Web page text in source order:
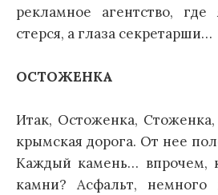
рекламное агентство,
стерся, а глаза
ОСТОЖЕНКА
Итак, Остоженка, Стоженка,
крымская дорога. От нее
Каждый камень… впрочем,
камни? Асфальт,